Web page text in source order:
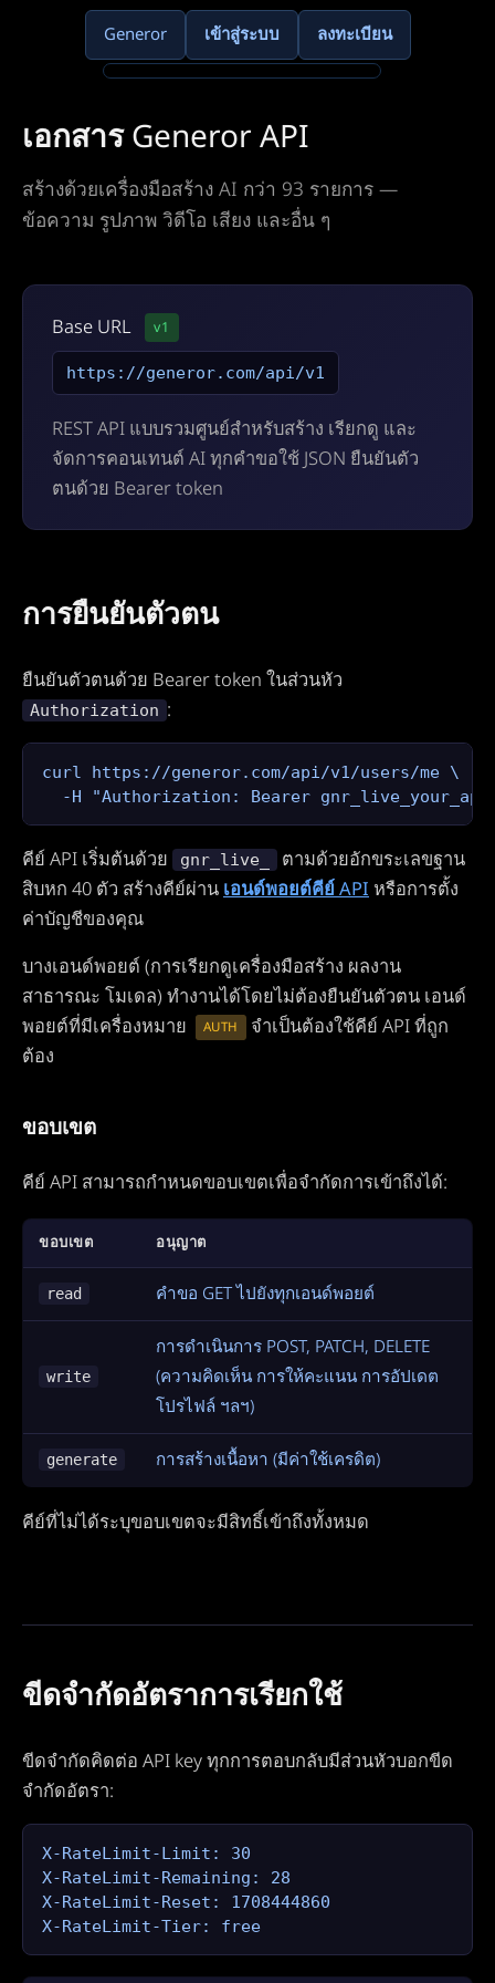
Generor เข้าสู่ระบบ ลงทะเบียน
เอกสาร Generor API
สร้างด้วยเครื่องมือสร้าง AI กว่า 93 รายการ —
ข้อความ รูปภาพ วิดีโอ เสียง และอื่น ๆ
Base URL v1
https://generor.com/api/v1
REST API แบบรวมศูนย์สำหรับสร้าง เรียกดู และ
จัดการคอนเทนต์ AI ทุกคำขอใช้ JSON ยืนยันตัว
ตนด้วย Bearer token
การยืนยันตัวตน
ยืนยันตัวตนด้วย Bearer token ในส่วนหัว
Authorization :
curl https://generor.com/api/v1/users/me \
-H "Authorization: Bearer
คีย์ API เริ่มต้นด้วย gnr_live_
ตามด้วยอักขระเลขฐาน
สิบหก 40 ตัว สร้างคีย์ผ่าน เอนด์พอยต์คีย์ API หรือการตั้ง
ค่าบัญชีของคุณ
บางเอนด์พอยต์ (การเรียกดูเครื่องมือสร้าง ผลงาน
สาธารณะ โมเดล) ทำงานได้โดยไม่ต้องยืนยันตัวตน เอนด์
พอยต์ที่มีเครื่องหมาย
AUTH จำเป็นต้องใช้คีย์ API ที่ถูก
ต้อง
ขอบเขต
คีย์ API สามารถกำหนดขอบเขตเพื่อจำกัดการเข้าถึงได้:
ขอบเขต อนุญาต
read คำขอ GET ไปยังทุกเอนด์พอยต์
write
การดำเนินการ POST, PATCH, DELETE
(ความคิดเห็น การให้คะแนน การอัปเดต
โปรไฟล์ ฯลฯ)
generate การสร้างเนื้อหา (มีค่าใช้เครดิต)
คีย์ที่ไม่ได้ระบุขอบเขตจะมีสิทธิ์เข้าถึงทั้งหมด
ขีดจำกัดอัตราการเรียกใช้
ขีดจำกัดคิดต่อ API key ทุกการตอบกลับมีส่วนหัวบอกขีด
จำกัดอัตรา:
X-RateLimit-Limit: 30
X-RateLimit-Remaining: 28
X-RateLimit-Reset: 1708444860
X-RateLimit-Tier: free